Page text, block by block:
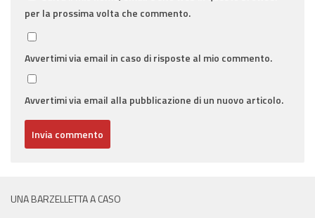
per la prossima volta che commento.
Avvertimi via email in caso di risposte al mio commento.
Avvertimi via email alla pubblicazione di un nuovo articolo.
UNA BARZELLETTA A CASO